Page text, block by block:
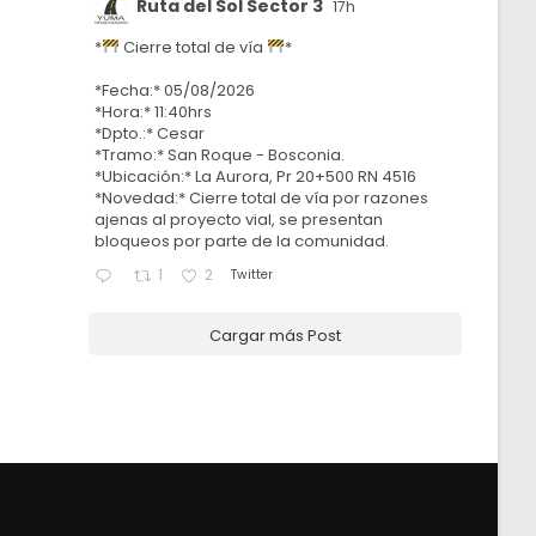
Ruta del Sol Sector 3 17h
* Cierre total de vía
*
*Fecha:* 05/08/2026
*Hora:* 11:40hrs
*Dpto.:* Cesar
*Tramo:* San Roque - Bosconia.
*Ubicación:* La Aurora, Pr 20+500 RN 4516
*Novedad:* Cierre total de vía por razones
ajenas al proyecto vial, se presentan
bloqueos por parte de la comunidad.
1 2 Twitter
Cargar más Post